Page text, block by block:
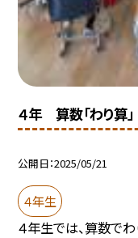
４年 算数「わり算」
公開日 2025/05/21
４年生
４年生では、算数で